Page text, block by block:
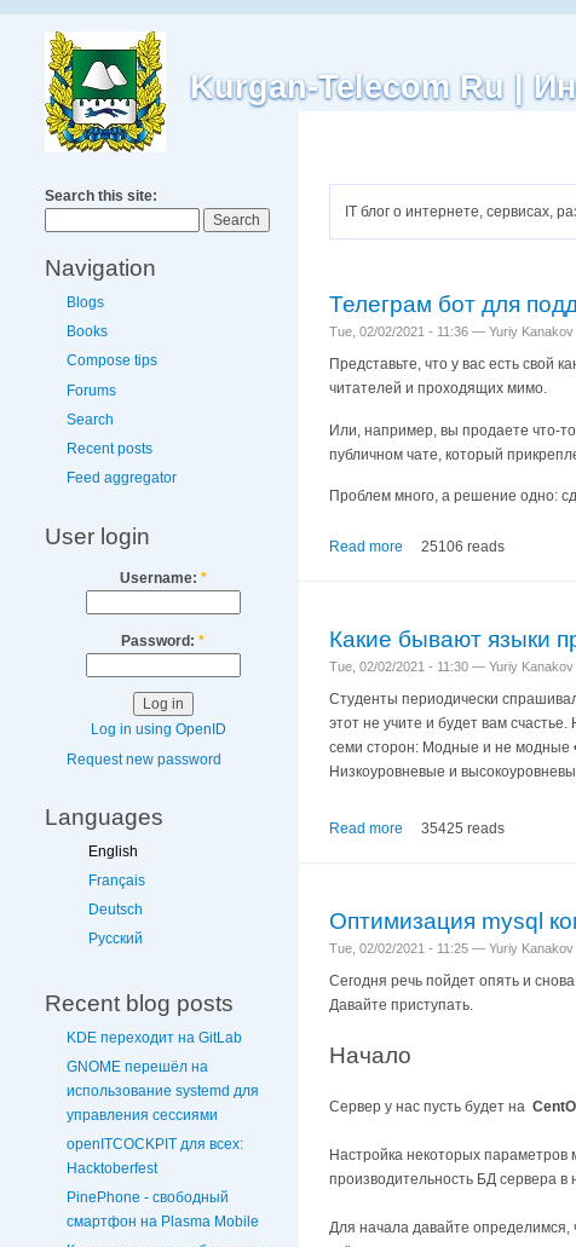
Kurgan-Telecom Ru |
Search this site:
Navigation
Blogs
Books
Compose tips
Forums
Search
Recent posts
Feed aggregator
User login
Username: *
Password: *
Log in using OpenID
Request new password
Languages
English
Français
Deutsch
Русский
Recent blog posts
KDE переходит на GitLab
GNOME перешёл на
использование systemd для
управления сессиями
openITCOCKPIT для всех:
Hacktoberfest
PinePhone - свободный
смартфон на Plasma Mobile
IT блог о интернете, сервисах,
Телеграм бот для
Tue, 02/02/2021 - 11:36 — Yuriy Kanakov
Представьте, что у вас есть свой
читателей и проходящих мимо.
Или, например, вы продаете что-
публичном чате, который
Проблем много, а решение одно:
Read more 25106 reads
Какие бывают языки
Tue, 02/02/2021 - 11:30 — Yuriy Kanakov
Студенты периодически
этот не учите и будет вам
семи сторон: Модные и не модные
Низкоуровневые и
Read more 35425 reads
Оптимизация mysql
Tue, 02/02/2021 - 11:25 — Yuriy Kanakov
Сегодня речь пойдет опять и
Давайте приступать.
Начало
Сервер у нас пусть будет на ​
Настройка некоторых параметров
производительность БД сервера в
Для начала давайте определимся,